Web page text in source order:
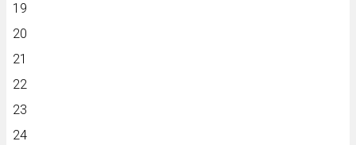
19
20
21
22
23
24